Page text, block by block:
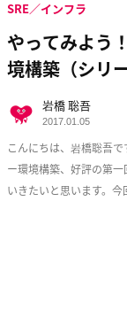
やってみよう
境構築（シリ
こんにちは、岩橋聡吾
ー環境構築、好評の第
いきたいと思います。
SRE／インフラ
岩橋 聡吾
2017.01.05